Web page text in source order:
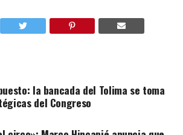
la bancada del Tolima se toma
del Congreso